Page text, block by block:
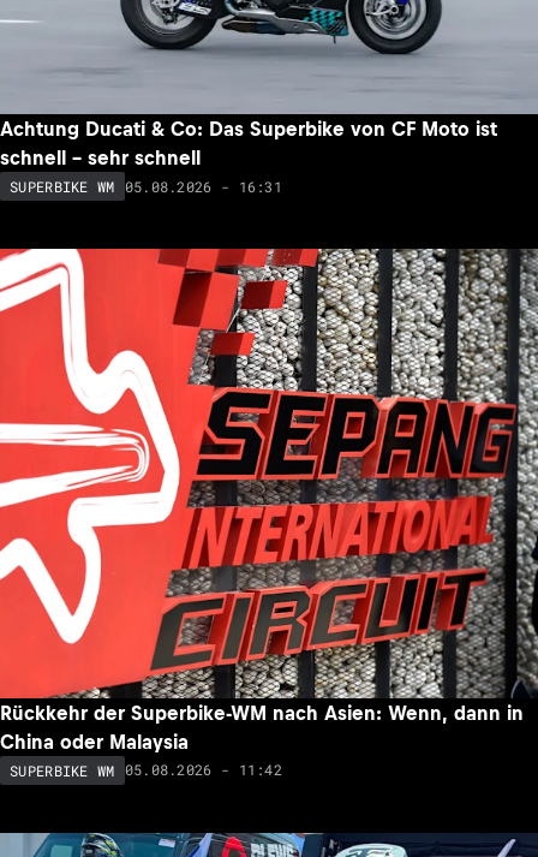
Achtung Ducati & Co: Das Superbike von CF Moto ist
schnell – sehr schnell
SUPERBIKE WM 05.08.2026 - 16:31
Rückkehr der Superbike-WM nach Asien: Wenn, dann in
China oder Malaysia
SUPERBIKE WM 05.08.2026 - 11:42